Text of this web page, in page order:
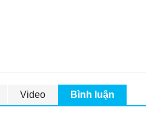
Video Bình luận